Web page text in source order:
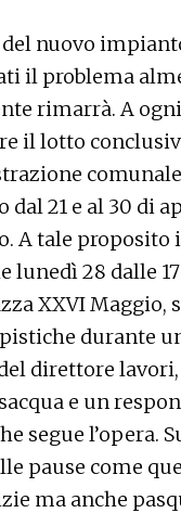
del nuovo
il problema
rimarrà. A
il lotto
dal 21 e al 30 di
A tale proposito
lunedì 28 dalle 17
XXVI Maggio,
durante
direttore
e un
segue l’opera.
pause come
ma anche